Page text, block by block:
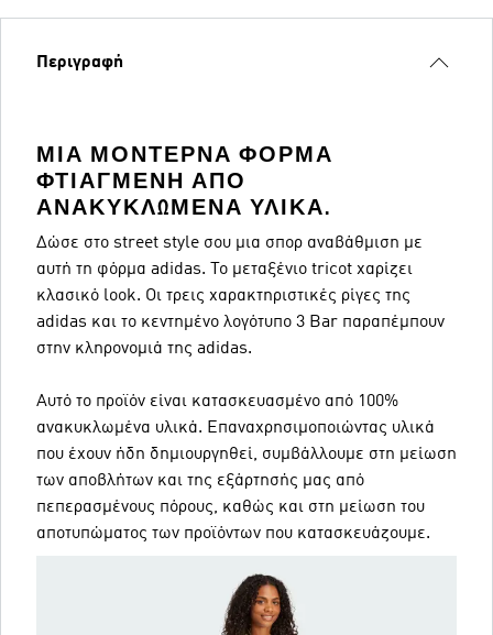
Περιγραφή
ΜΙΑ ΜΟΝΤΈΡΝΑ ΦΌΡΜΑ
ΦΤΙΑΓΜΈΝΗ ΑΠΌ
ΑΝΑΚΥΚΛΩΜΈΝΑ ΥΛΙΚΆ.
Δώσε στο street style σου μια σπορ αναβάθμιση με
αυτή τη φόρμα adidas. Το μεταξένιο tricot χαρίζει
κλασικό look. Οι τρεις χαρακτηριστικές ρίγες της
adidas και το κεντημένο λογότυπο 3 Bar παραπέμπουν
στην κληρονομιά της adidas.
Αυτό το προϊόν είναι κατασκευασμένο από 100%
ανακυκλωμένα υλικά. Επαναχρησιμοποιώντας υλικά
που έχουν ήδη δημιουργηθεί, συμβάλλουμε στη μείωση
των αποβλήτων και της εξάρτησής μας από
πεπερασμένους πόρους, καθώς και στη μείωση του
αποτυπώματος των προϊόντων που κατασκευάζουμε.